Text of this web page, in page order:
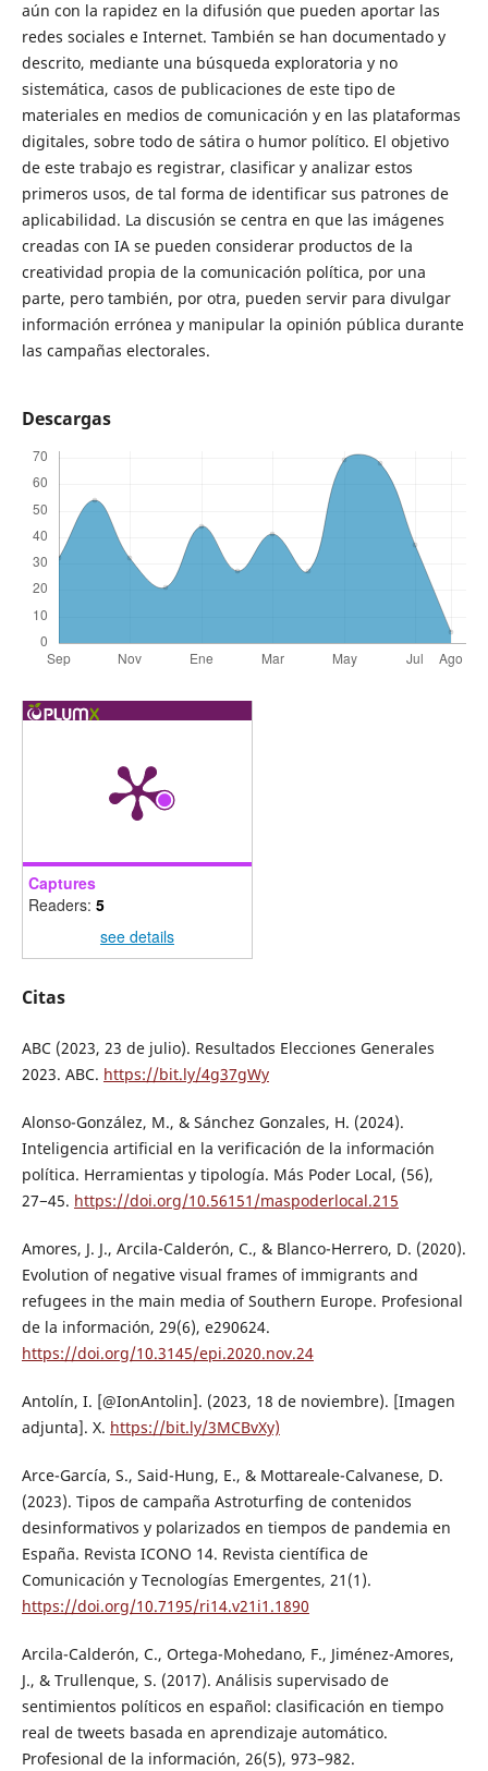
aún con la rapidez en la difusión que pueden aportar las
redes sociales e Internet. También se han documentado y
descrito, mediante una búsqueda exploratoria y no
sistemática, casos de publicaciones de este tipo de
materiales en medios de comunicación y en las plataformas
digitales, sobre todo de sátira o humor político. El objetivo
de este trabajo es registrar, clasificar y analizar estos
primeros usos, de tal forma de identificar sus patrones de
aplicabilidad. La discusión se centra en que las imágenes
creadas con IA se pueden considerar productos de la
creatividad propia de la comunicación política, por una
parte, pero también, por otra, pueden servir para divulgar
información errónea y manipular la opinión pública durante
las campañas electorales.
Descargas
Captures
Readers: 5
see details
Citas
ABC (2023, 23 de julio). Resultados Elecciones Generales
2023. ABC. https://bit.ly/4g37gWy
Alonso-González, M., & Sánchez Gonzales, H. (2024).
Inteligencia artificial en la verificación de la información
política. Herramientas y tipología. Más Poder Local, (56),
27−45. https://doi.org/10.56151/maspoderlocal.215
Amores, J. J., Arcila-Calderón, C., & Blanco-Herrero, D. (2020).
Evolution of negative visual frames of immigrants and
refugees in the main media of Southern Europe. Profesional
de la información, 29(6), e290624.
https://doi.org/10.3145/epi.2020.nov.24
Antolín, I. [@IonAntolin]. (2023, 18 de noviembre). [Imagen
adjunta]. X. https://bit.ly/3MCBvXy)
Arce-García, S., Said-Hung, E., & Mottareale-Calvanese, D.
(2023). Tipos de campaña Astroturfing de contenidos
desinformativos y polarizados en tiempos de pandemia en
España. Revista ICONO 14. Revista científica de
Comunicación y Tecnologías Emergentes, 21(1).
https://doi.org/10.7195/ri14.v21i1.1890
Arcila-Calderón, C., Ortega-Mohedano, F., Jiménez-Amores,
J., & Trullenque, S. (2017). Análisis supervisado de
sentimientos políticos en español: clasificación en tiempo
real de tweets basada en aprendizaje automático.
Profesional de la información, 26(5), 973–982.